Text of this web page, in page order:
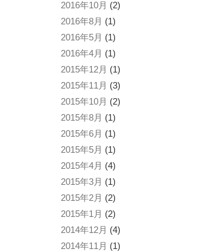
2016年10月 (2)
2016年8月 (1)
2016年5月 (1)
2016年4月 (1)
2015年12月 (1)
2015年11月 (3)
2015年10月 (2)
2015年8月 (1)
2015年6月 (1)
2015年5月 (1)
2015年4月 (4)
2015年3月 (1)
2015年2月 (2)
2015年1月 (2)
2014年12月 (4)
2014年11月 (1)